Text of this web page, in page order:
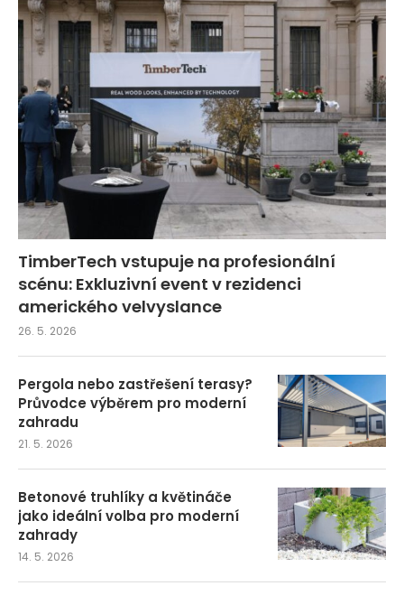
TimberTech vstupuje na profesionální
scénu: Exkluzivní event v rezidenci
amerického velvyslance
26. 5. 2026
Pergola nebo zastřešení terasy?
Průvodce výběrem pro moderní
zahradu
21. 5. 2026
Betonové truhlíky a květináče
jako ideální volba pro moderní
zahrady
14. 5. 2026